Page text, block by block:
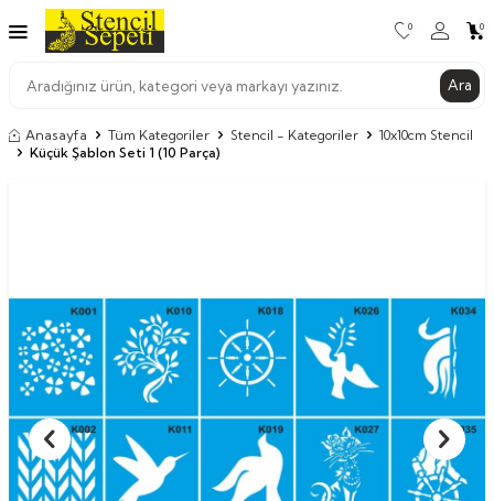
Ara
0 0
Anasayfa Tüm Kategoriler Stencil - Kategoriler
10x10cm Stencil
Küçük Şablon Seti 1 (10 Parça)